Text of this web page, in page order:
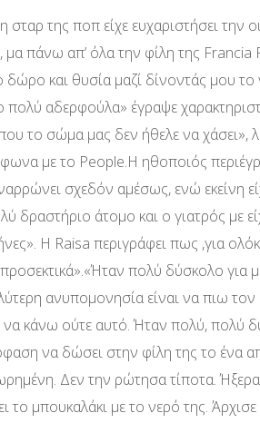
της ποπ είχε ευχαριστήσει την
μα πάνω απ’ όλα την φίλη της
δώρο και θυσία μαζί δίνοντάς μου
αδερφούλα» έγραψε
το σώμα μας δεν ήθελε να χάσει»,
με το People.Η ηθοποιός
σχεδόν αμέσως, ενώ εκείνη
δραστήριο άτομο και ο γιατρός με
Η Raisa περιγράφει πως ,για
πολύ δύσκολο για
ανυπομονησία είναι να πιω
κάνω ούτε αυτό. Ήταν πολύ, πολύ
να δώσει στην φίλη της το ένα
Δεν την ρώτησα τίποτα.
το μπουκαλάκι με το νερό της. Άρχισε